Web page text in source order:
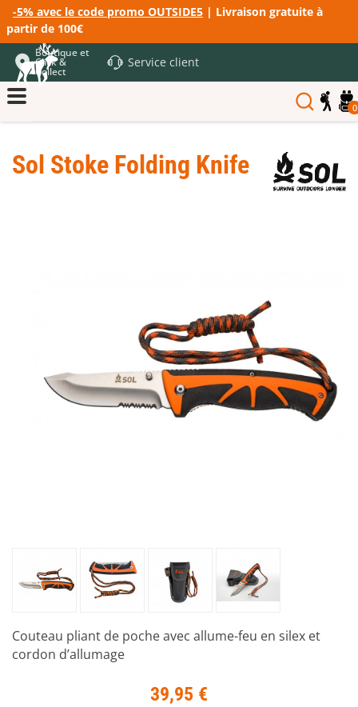
-5% avec le code promo OUTSIDE5 | Livraison gratuite à
partir de 100€
Boutique et
Click &
Collect
Service client
0
Sol Stoke Folding Knife
Couteau pliant de poche avec allume-feu en silex et
cordon d’allumage
39,95 €